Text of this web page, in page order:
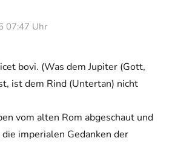
07:47 Uhr
bovi. (Was dem Jupiter (Gott,
ist dem Rind (Untertan) nicht
vom alten Rom abgeschaut und
imperialen Gedanken der